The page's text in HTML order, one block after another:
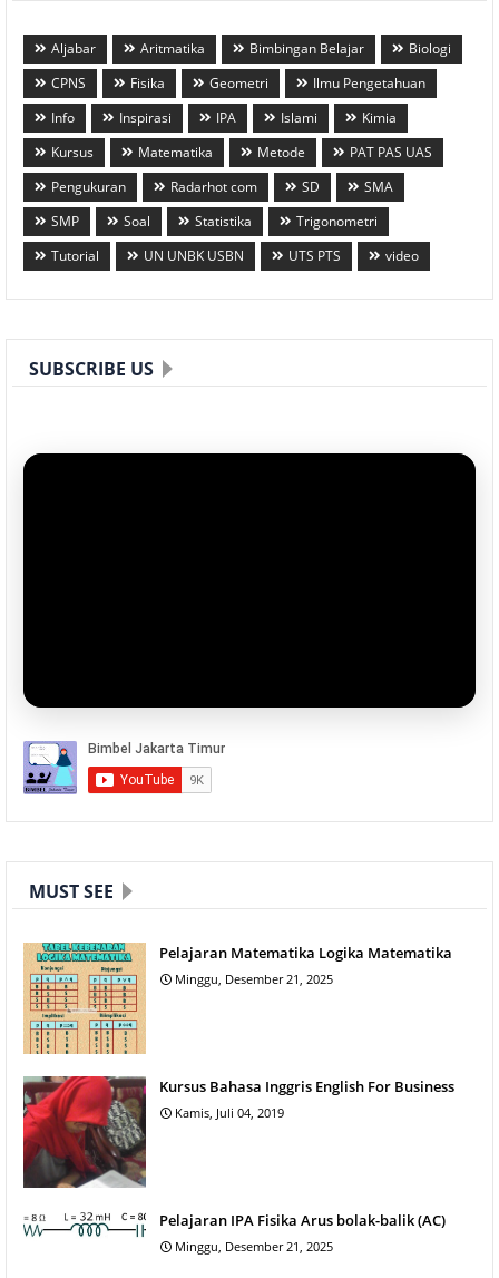
Aljabar Aritmatika Bimbingan Belajar
Biologi
CPNS
Fisika Geometri
Ilmu Pengetahuan
Info
Inspirasi IPA Islami
Kimia
Kursus
Matematika Metode
PAT PAS UAS
Pengukuran
Radarhot com SD
SMA
SMP
Soal Statistika
Trigonometri
Tutorial
UN UNBK USBN UTS PTS video
SUBSCRIBE US
MUST SEE
Pelajaran Matematika Logika Matematika
Minggu, Desember 21, 2025
Kursus Bahasa Inggris English For Business
Kamis, Juli 04, 2019
Pelajaran IPA Fisika Arus bolak-balik (AC)
Minggu, Desember 21, 2025